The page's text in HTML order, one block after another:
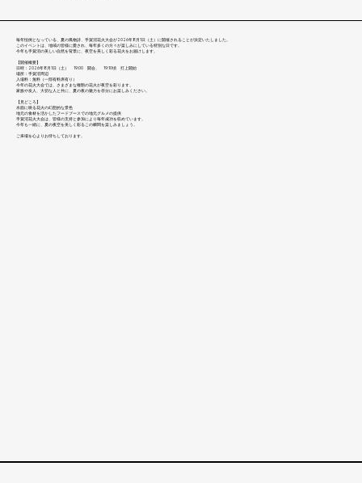
毎年恒例となっている、夏の風物詩、手賀沼花火大会が2026年8月1日（土）に開催されることが決定いたしました。
このイベントは、地域の皆様に愛され、毎年多くの方々が楽しみにしている特別な日です。
今年も手賀沼の美しい自然を背景に、夜空を美しく彩る花火をお届けします。
【開催概要】
日時：2026年8月1日（土） 19:00 開会、 19:10頃 打上開始
場所：手賀沼周辺
入場料：無料（一部有料席有り）
今年の花火大会では、さまざまな種類の花火が夜空を彩ります。
家族や友人、大切な人と共に、夏の夜の魅力を存分にお楽しみください。
【見どころ】
水面に映る花火の幻想的な景色
地元の食材を活かしたフードブースでの地元グルメの提供
手賀沼花火大会は、皆様の支持と参加により毎年成功を収めています。
今年も一緒に、夏の夜空を美しく彩るこの瞬間を楽しみましょう。
ご来場を心よりお待ちしております。